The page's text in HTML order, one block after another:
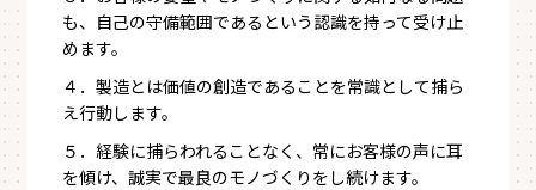
も、自己の守備範囲であるという認識を持って受け止
めます。
４．製造とは価値の創造であることを常識として捕ら
え行動します。
５．経験に捕らわれることなく、常にお客様の声に耳
を傾け、誠実で最良のモノづくりをし続けます。